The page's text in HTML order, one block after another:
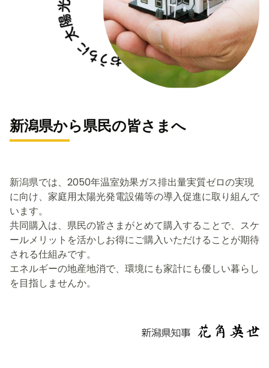
新潟県から県民の皆さまへ
新潟県では、2050年温室効果ガス排出量実質ゼロの実現
に向け、家庭用太陽光発電設備等の導入促進に取り組んで
います。
共同購入は、県民の皆さまがとめて購入することで、スケ
ールメリットを活かしお得にご購入いただけることが期待
される仕組みです。
エネルギーの地産地消で、環境にも家計にも優しい暮らし
を目指しませんか。